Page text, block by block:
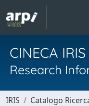
CINECA IRIS
Research
IRIS Catalogo